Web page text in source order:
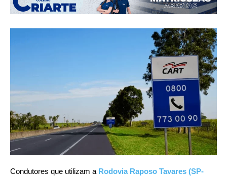
Condutores que utilizam a Rodovia Raposo Tavares (SP-